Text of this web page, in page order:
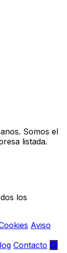
Somos el
listada.
los
Aviso
Contacto